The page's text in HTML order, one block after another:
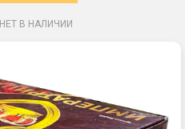
НЕТ В НАЛИЧИИ